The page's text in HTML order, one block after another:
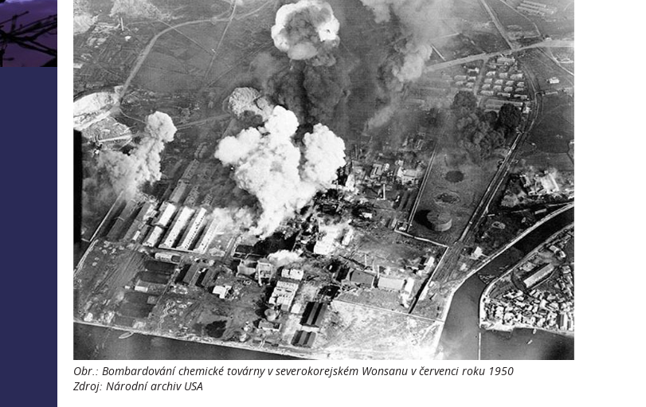
Obr.: Bombardování chemické továrny v severokorejském Wonsanu v červenci roku 1950
Zdroj: Národní archiv USA